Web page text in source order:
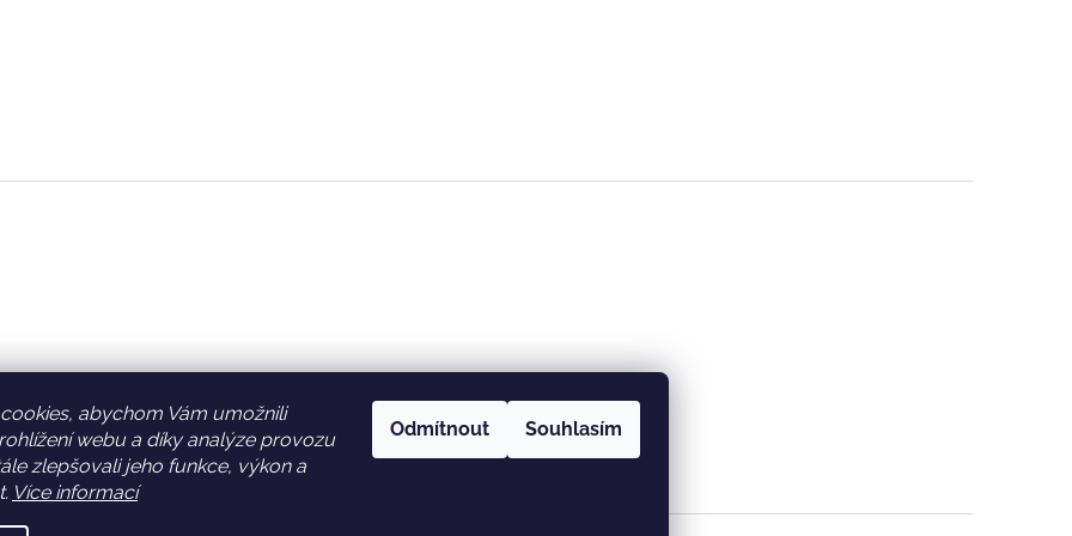
abychom Vám umožnili
webu a díky analýze provozu
zlepšovali jeho funkce, výkon a
Více informací
Odmítnout Souhlasím
Facebook Věrnostní slevy